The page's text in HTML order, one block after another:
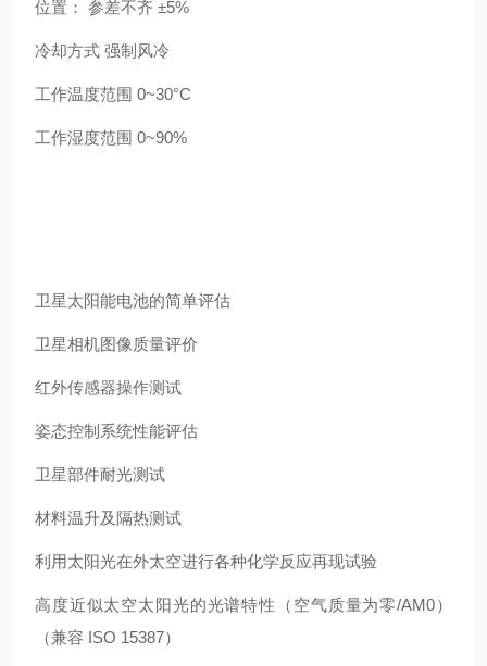
位置： 参差不齐 ±5%
冷却方式 强制风冷
工作温度范围 0~30°C
工作湿度范围 0~90%
卫星太阳能电池的简单评估
卫星相机图像质量评价
红外传感器操作测试
姿态控制系统性能评估
卫星部件耐光测试
材料温升及隔热测试
利用太阳光在外太空进行各种化学反应再现试验
高度近似太空太阳光的光谱特性（空气质量为零/AM0）
（兼容 ISO 15387）